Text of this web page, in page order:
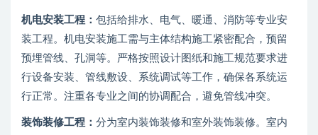
机电安装工程： 包括给排水、电气、暖通、消防等专业安
装工程。机电安装施工需与主体结构施工紧密配合，预留
预埋管线、孔洞等。严格按照设计图纸和施工规范要求进
行设备安装、管线敷设、系统调试等工作，确保各系统运
行正常。注重各专业之间的协调配合，避免管线冲突。
装饰装修工程： 分为室内装饰装修和室外装饰装修。室内